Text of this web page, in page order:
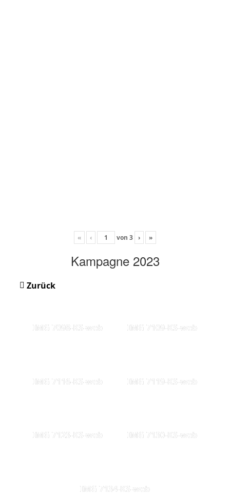
« ‹ von 3 › »
Kampagne 2023
Zurück
IMG 7098-KS-web IMG 7109-KS-web
IMG 7116-KS-web IMG 7119-KS-web
IMG 7123-KS-web IMG 7130-KS-web
IMG 7134-KS-web